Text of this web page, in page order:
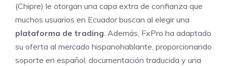
(Chipre) le otorgan una capa extra de confianza que
muchos usuarios en Ecuador buscan al elegir una
plataforma de trading. Además, FxPro ha adaptado
su oferta al mercado hispanohablante, proporcionando
soporte en español, documentación traducida y una